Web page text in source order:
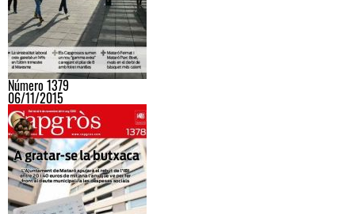
Número 1379
06/11/2015